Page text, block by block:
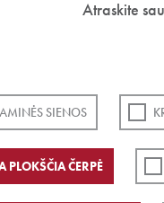
Atraskite
SIENOS
PLOKŠČIA ČERPĖ